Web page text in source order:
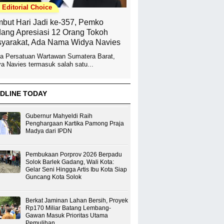
Editorial Choice
Hari Jadi ke-357, Pemko
Apresiasi 12 Orang Tokoh
Ada Nama Widya Navies
Persatuan Wartawan Sumatera Barat,
Navies termasuk salah satu...
TODAY
Gubernur Mahyeldi Raih
Penghargaan Kartika Pamong Praja
Madya dari IPDN
Pembukaan Porprov 2026 Berpadu
Solok Barlek Gadang, Wali Kota:
Gelar Seni Hingga Artis Ibu Kota Siap
Guncang Kota Solok
Berkat Jaminan Lahan Bersih, Proyek
Rp170 Miliar Batang Lembang-
Gawan Masuk Prioritas Utama